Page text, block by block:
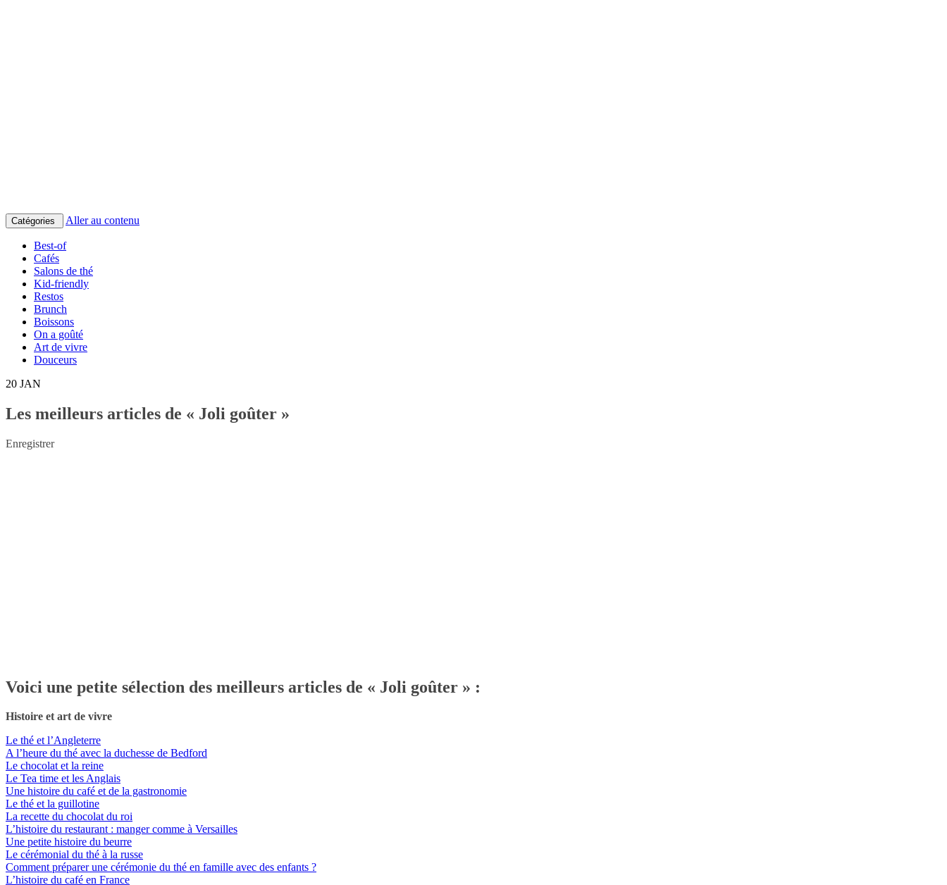
Catégories Aller au contenu
Best-of
Cafés
Salons de thé
Kid-friendly
Restos
Brunch
Boissons
On a goûté
Art de vivre
Douceurs
20 JAN
Les meilleurs articles de « Joli goûter »
Enregistrer
Voici une petite sélection des meilleurs articles de « Joli goûter » :
Histoire et art de vivre
Le thé et l’Angleterre
A l’heure du thé avec la duchesse de Bedford
Le chocolat et la reine
Le Tea time et les Anglais
Une histoire du café et de la gastronomie
Le thé et la guillotine
La recette du chocolat du roi
L’histoire du restaurant : manger comme à Versailles
Une petite histoire du beurre
Le cérémonial du thé à la russe
Comment préparer une cérémonie du thé en famille avec des enfants ?
L’histoire du café en France